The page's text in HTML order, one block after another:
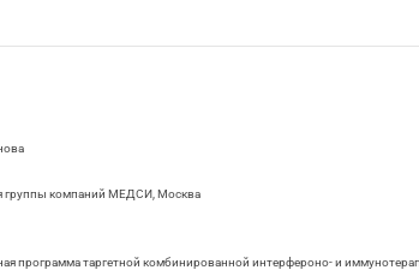
группы компаний МЕДСИ, Москва
программа таргетной комбинированной интерфероно- и